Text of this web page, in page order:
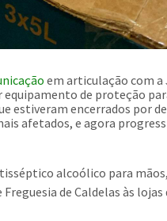
em articulação com a
de proteção
estiveram encerrados por
afetados, e agora
alcoólico para
de Caldelas às